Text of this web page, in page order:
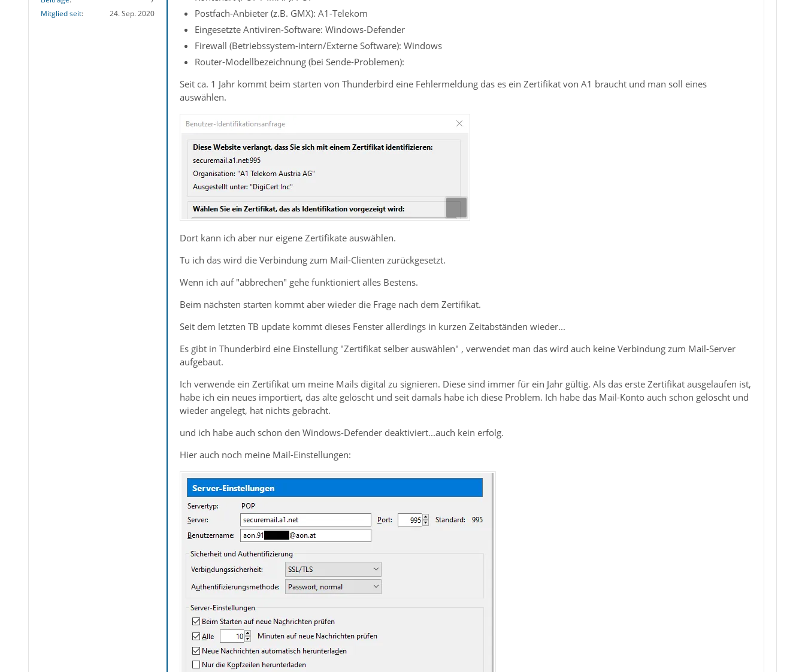
Mitglied seit
24. Sep. 2020
Postfach-Anbieter (z.B. GMX): A1-Telekom
Eingesetzte Antiviren-Software: Windows-Defender
Firewall (Betriebssystem-intern/Externe Software): Windows
Router-Modellbezeichnung (bei Sende-Problemen):
Seit ca. 1 Jahr kommt beim starten von Thunderbird eine Fehlermeldung das es ein Zertifikat von A1 braucht und man soll eines
auswählen.
Dort kann ich aber nur eigene Zertifikate auswählen.
Tu ich das wird die Verbindung zum Mail-Clienten zurückgesetzt.
Wenn ich auf "abbrechen" gehe funktioniert alles Bestens.
Beim nächsten starten kommt aber wieder die Frage nach dem Zertifikat.
Seit dem letzten TB update kommt dieses Fenster allerdings in kurzen Zeitabständen wieder...
Es gibt in Thunderbird eine Einstellung "Zertifikat selber auswählen" , verwendet man das wird auch keine Verbindung zum Mail-Server
aufgebaut.
Ich verwende ein Zertifikat um meine Mails digital zu signieren. Diese sind immer für ein Jahr gültig. Als das erste Zertifikat ausgelaufen ist,
habe ich ein neues importiert, das alte gelöscht und seit damals habe ich diese Problem. Ich habe das Mail-Konto auch schon gelöscht und
wieder angelegt, hat nichts gebracht.
und ich habe auch schon den Windows-Defender deaktiviert...auch kein erfolg.
Hier auch noch meine Mail-Einstellungen: